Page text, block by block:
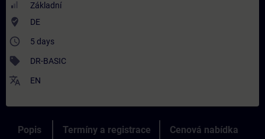
Základní
where_to_vote DE
access_time 5 days
sell DR-BASIC
translate EN
Popis Termíny a registrace Cenová nabídka